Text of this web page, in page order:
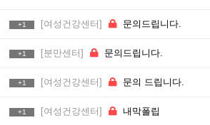
+1 [여성건강센터] 문의드립니다.
+1 [분만센터] 문의드립니다.
+1 [여성건강센터] 문의 드립니다.
+1 [여성건강센터] 내막폴립